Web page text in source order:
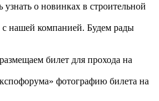
о новинках в строительной
с нашей компанией. Будем рады
билет для прохода на
фотографию билета на